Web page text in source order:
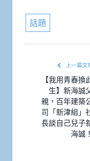
話題
上一篇文
【我用青春換
生】新海誠
親，百年建築
司「新津組」
長談自己兒子
海誠！